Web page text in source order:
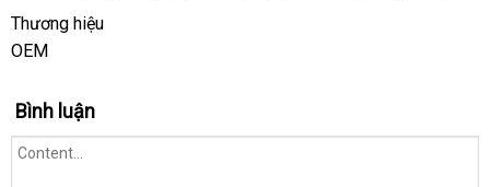
Thương hiệu
OEM
Bình luận